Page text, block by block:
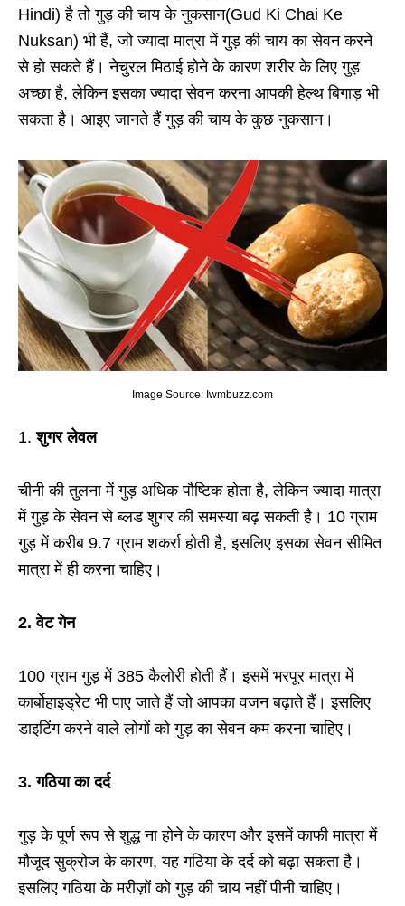
Hindi) है तो गुड़ की चाय के नुकसान(Gud Ki Chai Ke
Nuksan) भी हैं, जो ज्यादा मात्रा में गुड़ की चाय का सेवन करने
से हो सकते हैं। नेचुरल मिठाई होने के कारण शरीर के लिए गुड़
अच्छा है, लेकिन इसका ज्यादा सेवन करना आपकी हेल्थ बिगाड़ भी
सकता है। आइए जानते हैं गुड़ की चाय के कुछ नुकसान।
Image Source: Iwmbuzz.com
1.शुगर लेवल
चीनी की तुलना में गुड़ अधिक पौष्टिक होता है, लेकिन ज्‍यादा मात्रा
में गुड़ के सेवन से ब्‍लड शुगर की समस्‍या बढ़ सकती है। 10 ग्राम
गुड़ में करीब 9.7 ग्राम शकर्रा होती है, इसलिए इसका सेवन सीमित
मात्रा में ही करना चाहिए।
2. वेट गेन
100 ग्राम गुड़ में 385 कैलोरी होती हैं। इसमें भरपूर मात्रा में
कार्बोहाइड्रेट भी पाए जाते हैं जो आपका वजन बढ़ाते हैं। इसलिए
डाइटिंग करने वाले लोगों को गुड़ का सेवन कम करना चाहिए।
3. गठिया का दर्द
गुड़ के पूर्ण रूप से शुद्ध ना होने के कारण और इसमें काफी मात्रा में
मौजूद सुक्रोज के कारण, यह गठिया के दर्द को बढ़ा सकता है।
इसलिए गठिया के मरीज़ों को गुड़ की चाय नहीं पीनी चाहिए।